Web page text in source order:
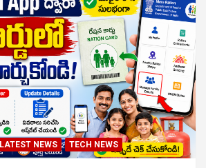
LATEST NEWS TECH NEWS